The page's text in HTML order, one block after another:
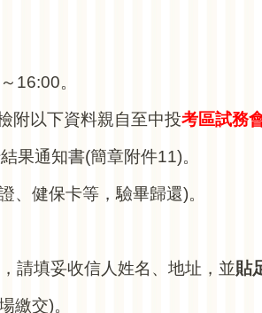
16:00。
附以下資料親自至中投考區試務
果通知書(簡章附件11)。
、健保卡等，驗畢歸還)。
請填妥收信人姓名、地址，並貼
繳交)。